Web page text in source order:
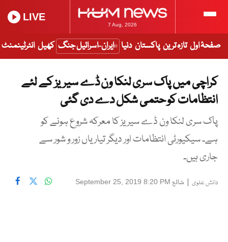
7 Aug, 2026
LIVE
صفحۂ اول تازہ ترین پاکستان دنیا ایران-اسرائیل جنگ کھیل انٹرٹینمنٹ
کراچی میں پاک سری لنکا ون ڈے سیریز کے لئے
انتظامات کو حتمی شکل دے دی گئی
پاک سری لنکا ون ڈے سیریز کا معرکہ شروع ہونے کو
ہے۔ سیکیورٹی انتظامات اور دیگر تیاریاں زور و شور سے
جاری ہیں۔
دانش علوی | شائع September 25, 2019 8:20 PM